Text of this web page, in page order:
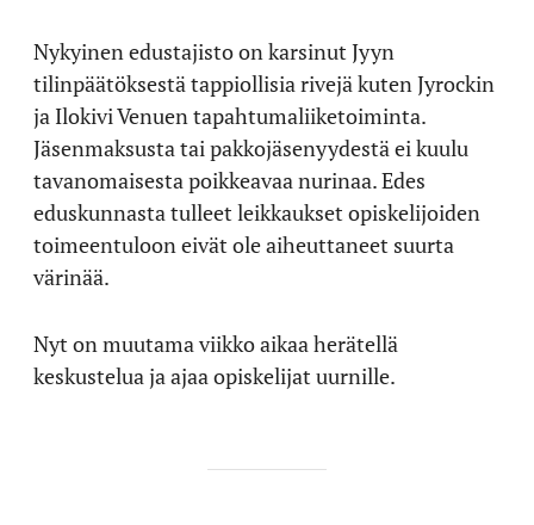
Nykyinen edustajisto on karsinut Jyyn
tilinpäätöksestä tappiollisia rivejä kuten Jyrockin
ja Ilokivi Venuen tapahtumaliiketoiminta.
Jäsenmaksusta tai pakkojäsenyydestä ei kuulu
tavanomaisesta poikkeavaa nurinaa. Edes
eduskunnasta tulleet leikkaukset opiskelijoiden
toimeentuloon eivät ole aiheuttaneet suurta
värinää.
Nyt on muutama viikko aikaa herätellä
keskustelua ja ajaa opiskelijat uurnille.